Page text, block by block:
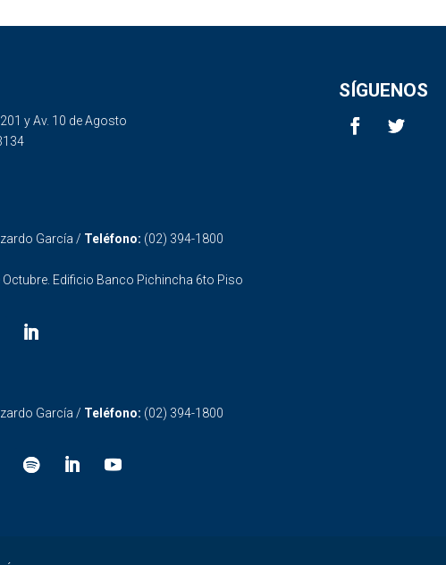
y Av. 10 de Agosto
SÍGUENOS
García / Teléfono: (02) 394-1800
Octubre. Edificio Banco Pichincha 6to Piso
García / Teléfono: (02) 394-1800